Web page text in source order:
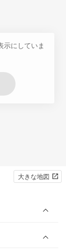
示にしていま
大きな地図